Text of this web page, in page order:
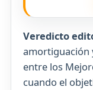
Veredicto
amortiguación
entre los
cuando el